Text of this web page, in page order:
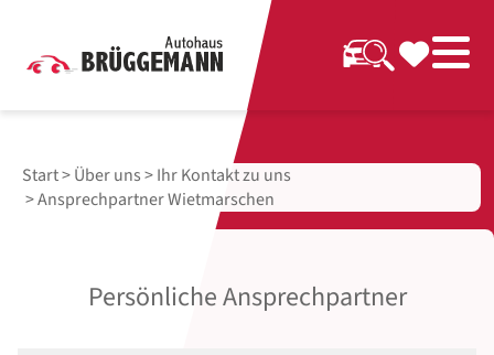
Start>Über uns>Ihr Kontakt zu uns
> Ansprechpartner Wietmarschen
Persönliche Ansprechpartner